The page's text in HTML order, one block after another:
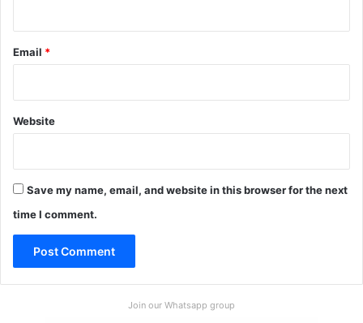
Email *
Website
Save my name, email, and website in this browser for the next
time I comment.
Join our Whatsapp group